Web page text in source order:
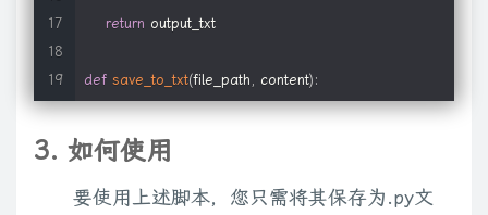
return output_txt
def save_to_txt(file_path , content) :
with open(file_path, 'w', encoding='utf-8') as txt_file
        txt_file
if __name__ == '__main__' :
3. 如何使用
要使用上述脚本，您只需将其保存为.py文